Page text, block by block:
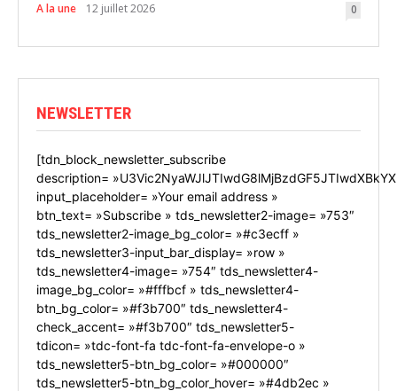
A la une 12 juillet 2026 0
NEWSLETTER
[tdn_block_newsletter_subscribe
description=
input_placeholder= »Your email address »
btn_text= »Subscribe » tds_newsletter2-image= »753″
tds_newsletter2-image_bg_color= »#c3ecff »
tds_newsletter3-input_bar_display= »row »
tds_newsletter4-image= »754″ tds_newsletter4-
image_bg_color= »#fffbcf » tds_newsletter4-
btn_bg_color= »#f3b700″ tds_newsletter4-
check_accent= »#f3b700″ tds_newsletter5-
tdicon= »tdc-font-fa tdc-font-fa-envelope-o »
tds_newsletter5-btn_bg_color= »#000000″
tds_newsletter5-btn_bg_color_hover= »#4db2ec »